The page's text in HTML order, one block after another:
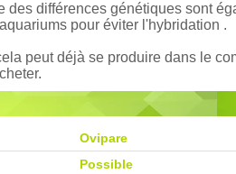
des différences génétiques sont
pour éviter l'hybridation .
peut déjà se produire dans le
Ovipare
Possible